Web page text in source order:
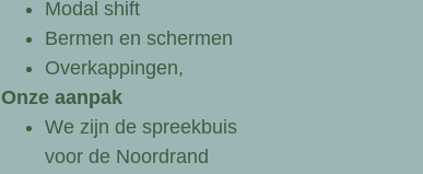
Modal shift
Bermen en schermen
Overkappingen,
Onze aanpak
We zijn de spreekbuis
voor de Noordrand